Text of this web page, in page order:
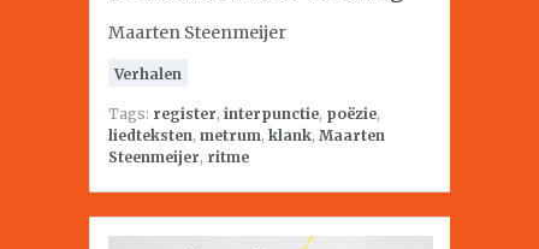
Maarten Steenmeijer
Verhalen
Tags: register, interpunctie, poëzie,
liedteksten, metrum, klank, Maarten
Steenmeijer, ritme